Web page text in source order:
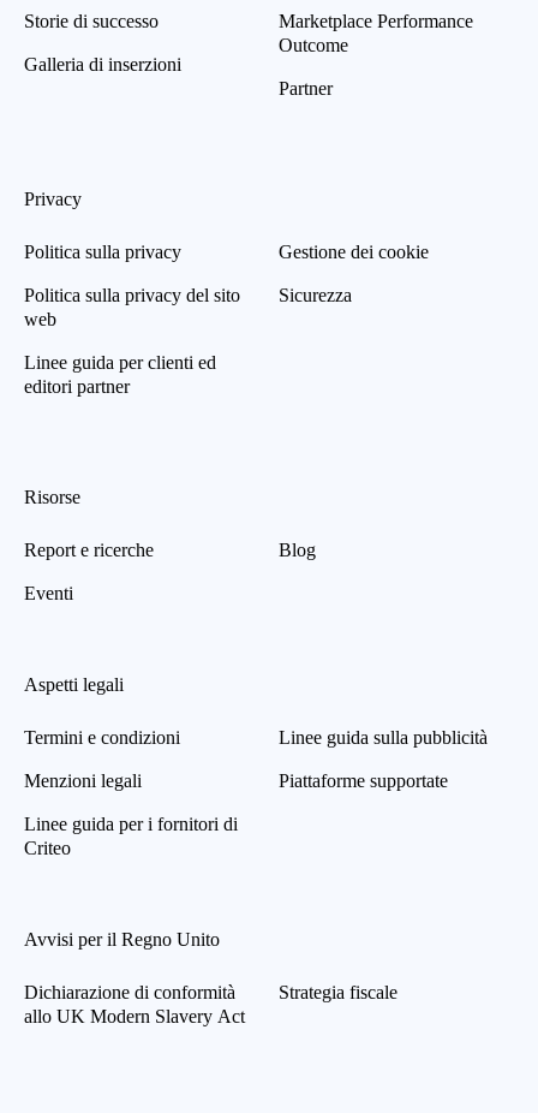
Storie di successo
Galleria di inserzioni
Marketplace Performance
Outcome
Partner
Privacy
Politica sulla privacy
Politica sulla privacy del sito
web
Linee guida per clienti ed
editori partner
Gestione dei cookie
Sicurezza
Risorse
Report e ricerche
Eventi
Blog
Aspetti legali
Termini e condizioni
Menzioni legali
Linee guida per i fornitori di
Criteo
Linee guida sulla pubblicità
Piattaforme supportate
Avvisi per il Regno Unito
Dichiarazione di conformità
allo UK Modern Slavery Act
Strategia fiscale